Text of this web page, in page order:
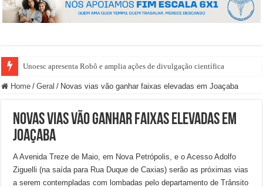
Unoesc apresenta Robô e amplia ações de divulgação científica
Home / Geral / Novas vias vão ganhar faixas elevadas em Joaçaba
Novas vias vão ganhar faixas elevadas em
Joaçaba
A Avenida Treze de Maio, em Nova Petrópolis, e o Acesso Adolfo
Ziguelli (na saída para Rua Duque de Caxias) serão as próximas vias
a serem contempladas com lombadas pelo departamento de Trânsito